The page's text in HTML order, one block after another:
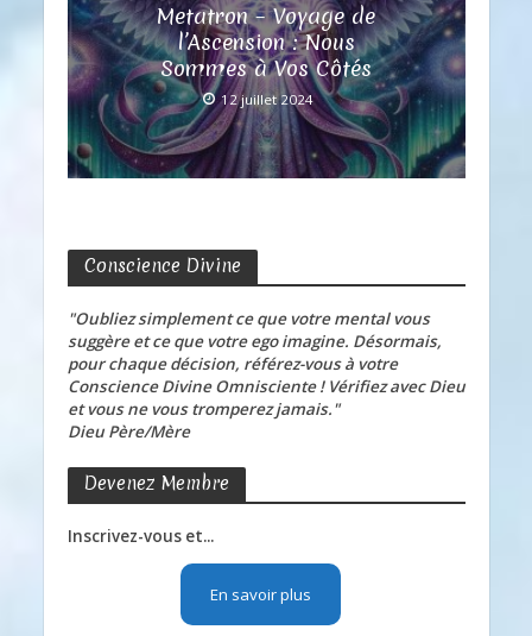
Metatron – Voyage de
l’Ascension : Nous
Sommes à Vos Côtés
12 juillet 2024
Conscience Divine
"Oubliez simplement ce que votre mental vous
suggère et ce que votre ego imagine. Désormais,
pour chaque décision, référez-vous à votre
Conscience Divine Omnisciente ! Vérifiez avec Dieu
et vous ne vous tromperez jamais."
Dieu Père/Mère
Devenez Membre
Inscrivez-vous et...
En savoir plus